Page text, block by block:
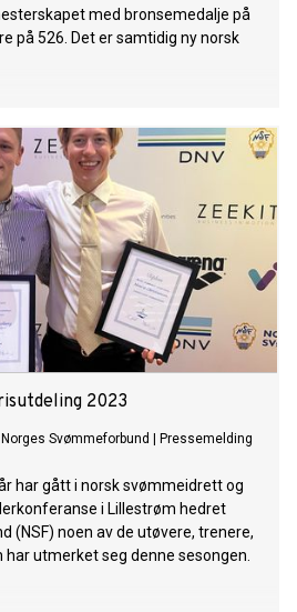
med bronsemedalje på
på 526. Det er samtidig ny norsk
2023
Norges Svømmeforbund Pressemelding
har gått i norsk svømmeidrett og
i Lillestrøm hedret
(NSF) noen av de utøvere, trenere,
har utmerket seg denne sesongen.